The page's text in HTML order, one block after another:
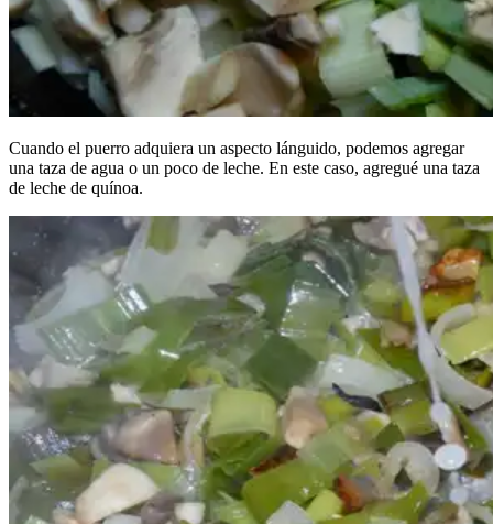
Cuando el puerro adquiera un aspecto lánguido, podemos agregar
una taza de agua o un poco de leche. En este caso, agregué una taza
de leche de quínoa.